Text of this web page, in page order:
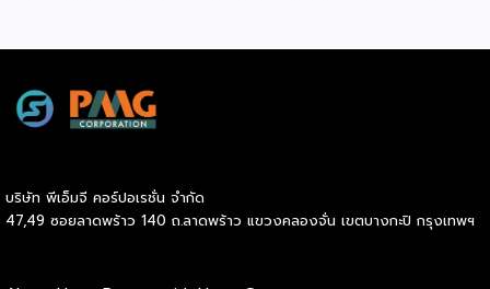
ที่พัฒนามากที่สุดเช่นกัน แม้ว่าตัวเลขการค้าออนไลน์ยังคง
แข็งแกร่ง แต่อีกด้านหนึ่งกลับพบว่ากลุ่มเยาวชนเกาหลีใต้ หันไปใช้
ให้คะแนน และโปรโมชันต่าง ๆ รวมถึงการเพิ่มสินค้าลงในตะกร้า
กรอกที่อยู่จัดส่ง คลิกสั่งซื้อ เหล่านี้เพื่อมอบประสบการณ์การซื้อ
บริษัท พีเอ็มจี คอร์ปอเรชั่น จำกัด
47,49 ซอยลาดพร้าว 140 ถ.ลาดพร้าว แขวงคลองจั่น เขตบางกะปิ กรุงเทพฯ